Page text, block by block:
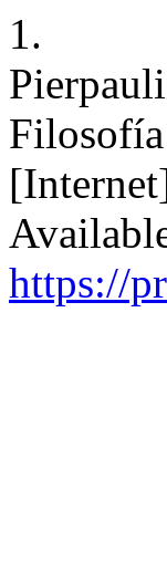
1.
https://